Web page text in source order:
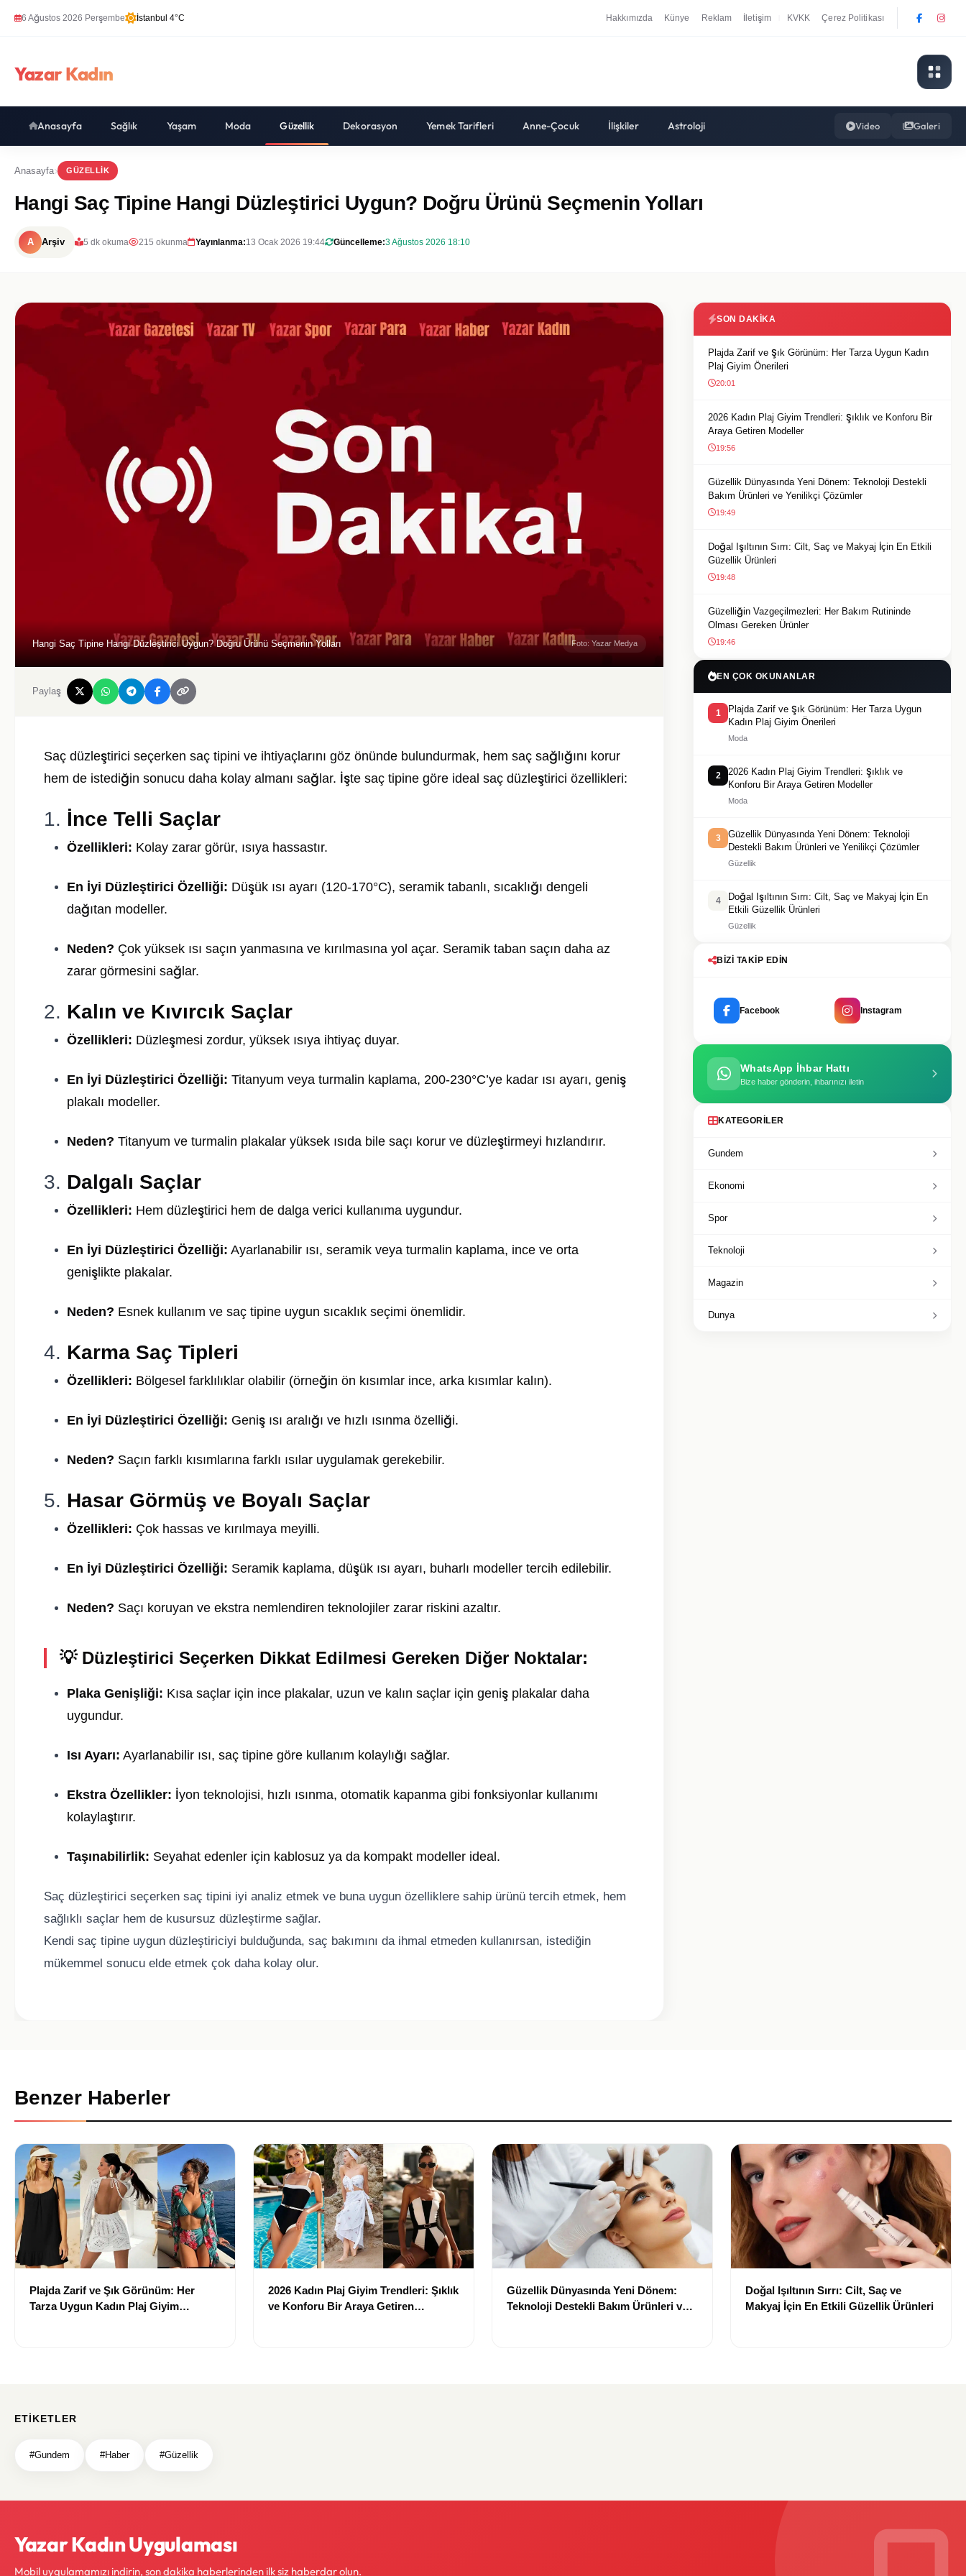
6 Ağustos 2026 Perşembe İstanbul 4°C Hakkımızda Künye Reklam İletişim KVKK Çerez Politikası
Yazar Kadın
Anasayfa Sağlık Yaşam Moda Güzellik Dekorasyon Yemek Tarifleri Anne-Çocuk İlişkiler Astroloji Video Galeri
Anasayfa GÜZELLIK
Hangi Saç Tipine Hangi Düzleştirici Uygun? Doğru Ürünü Seçmenin Yolları
A Arşiv 5 dk okuma 215 okunma Yayınlanma:13 Ocak 2026 19:44 Güncelleme:3 Ağustos 2026 18:10
Hangi Saç Tipine Hangi Düzleştirici Uygun? Doğru Ürünü Seçmenin Yolları Foto: Yazar Medya
Paylaş
Saç düzleştirici seçerken saç tipini ve ihtiyaçlarını göz önünde bulundurmak, hem saç sağlığını korur
hem de istediğin sonucu daha kolay almanı sağlar. İşte saç tipine göre ideal saç düzleştirici özellikleri:
1. İnce Telli Saçlar
Özellikleri: Kolay zarar görür, ısıya hassastır.
En İyi Düzleştirici Özelliği: Düşük ısı ayarı (120-170°C), seramik tabanlı, sıcaklığı dengeli
dağıtan modeller.
Neden? Çok yüksek ısı saçın yanmasına ve kırılmasına yol açar. Seramik taban saçın daha az
zarar görmesini sağlar.
2. Kalın ve Kıvırcık Saçlar
Özellikleri: Düzleşmesi zordur, yüksek ısıya ihtiyaç duyar.
En İyi Düzleştirici Özelliği: Titanyum veya turmalin kaplama, 200-230°C’ye kadar ısı ayarı, geniş
plakalı modeller.
Neden? Titanyum ve turmalin plakalar yüksek ısıda bile saçı korur ve düzleştirmeyi hızlandırır.
3. Dalgalı Saçlar
Özellikleri: Hem düzleştirici hem de dalga verici kullanıma uygundur.
En İyi Düzleştirici Özelliği: Ayarlanabilir ısı, seramik veya turmalin kaplama, ince ve orta
genişlikte plakalar.
Neden? Esnek kullanım ve saç tipine uygun sıcaklık seçimi önemlidir.
4. Karma Saç Tipleri
Özellikleri: Bölgesel farklılıklar olabilir (örneğin ön kısımlar ince, arka kısımlar kalın).
En İyi Düzleştirici Özelliği: Geniş ısı aralığı ve hızlı ısınma özelliği.
Neden? Saçın farklı kısımlarına farklı ısılar uygulamak gerekebilir.
5. Hasar Görmüş ve Boyalı Saçlar
Özellikleri: Çok hassas ve kırılmaya meyilli.
En İyi Düzleştirici Özelliği: Seramik kaplama, düşük ısı ayarı, buharlı modeller tercih edilebilir.
Neden? Saçı koruyan ve ekstra nemlendiren teknolojiler zarar riskini azaltır.
💡 Düzleştirici Seçerken Dikkat Edilmesi Gereken Diğer Noktalar:
Plaka Genişliği: Kısa saçlar için ince plakalar, uzun ve kalın saçlar için geniş plakalar daha
uygundur.
Isı Ayarı: Ayarlanabilir ısı, saç tipine göre kullanım kolaylığı sağlar.
Ekstra Özellikler: İyon teknolojisi, hızlı ısınma, otomatik kapanma gibi fonksiyonlar kullanımı
kolaylaştırır.
Taşınabilirlik: Seyahat edenler için kablosuz ya da kompakt modeller ideal.
Saç düzleştirici seçerken saç tipini iyi analiz etmek ve buna uygun özelliklere sahip ürünü tercih etmek, hem
sağlıklı saçlar hem de kusursuz düzleştirme sağlar.
Kendi saç tipine uygun düzleştiriciyi bulduğunda, saç bakımını da ihmal etmeden kullanırsan, istediğin
mükemmel sonucu elde etmek çok daha kolay olur.
SON DAKIKA
Plajda Zarif ve Şık Görünüm: Her Tarza Uygun Kadın
Plaj Giyim Önerileri
20:01
2026 Kadın Plaj Giyim Trendleri: Şıklık ve Konforu Bir
Araya Getiren Modeller
19:56
Güzellik Dünyasında Yeni Dönem: Teknoloji Destekli
Bakım Ürünleri ve Yenilikçi Çözümler
19:49
Doğal Işıltının Sırrı: Cilt, Saç ve Makyaj İçin En Etkili
Güzellik Ürünleri
19:48
Güzelliğin Vazgeçilmezleri: Her Bakım Rutininde
Olması Gereken Ürünler
19:46
EN ÇOK OKUNANLAR
1
Plajda Zarif ve Şık Görünüm: Her Tarza Uygun
Kadın Plaj Giyim Önerileri
Moda
2
2026 Kadın Plaj Giyim Trendleri: Şıklık ve
Konforu Bir Araya Getiren Modeller
Moda
3
Güzellik Dünyasında Yeni Dönem: Teknoloji
Destekli Bakım Ürünleri ve Yenilikçi Çözümler
Güzellik
4
Doğal Işıltının Sırrı: Cilt, Saç ve Makyaj İçin En
Etkili Güzellik Ürünleri
Güzellik
BIZI TAKIP EDIN
Facebook Instagram
WhatsApp İhbar Hattı
Bize haber gönderin, ihbarınızı iletin
KATEGORILER
Gundem
Ekonomi
Spor
Teknoloji
Magazin
Dunya
Benzer Haberler
Plajda Zarif ve Şık Görünüm: Her
Tarza Uygun Kadın Plaj Giyim
2026 Kadın Plaj Giyim Trendleri: Şıklık
ve Konforu Bir Araya Getiren
Güzellik Dünyasında Yeni Dönem:
Teknoloji Destekli Bakım Ürünleri ve
Doğal Işıltının Sırrı: Cilt, Saç ve
Makyaj İçin En Etkili Güzellik Ürünleri
ETIKETLER
#Gundem #Haber #Güzellik
Yazar Kadın Uygulaması
Mobil uygulamamızı indirin, son dakika haberlerinden ilk siz haberdar olun.